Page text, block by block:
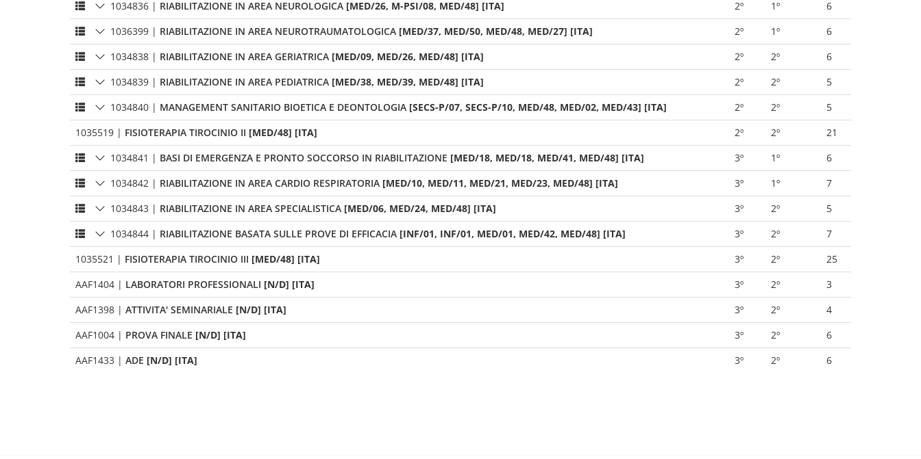
1034836 | RIABILITAZIONE IN AREA NEUROLOGICA [MED/26, M-PSI/08, MED/48] [ITA] 2º 1º
6
1036399 | RIABILITAZIONE IN AREA NEUROTRAUMATOLOGICA [MED/37, MED/50, MED/48, MED/27] [ITA] 2º 1º
6
1034838 | RIABILITAZIONE IN AREA GERIATRICA [MED/09, MED/26, MED/48] [ITA] 2º 2º
6
1034839 | RIABILITAZIONE IN AREA PEDIATRICA [MED/38, MED/39, MED/48] [ITA] 2º 2º
5
1034840 | MANAGEMENT SANITARIO BIOETICA E DEONTOLOGIA [SECS-P/07, SECS-P/10, MED/48, MED/02, MED/43] [ITA] 2º 2º
5
1035519 | FISIOTERAPIA TIROCINIO II [MED/48] [ITA] 2º 2º
21
1034841 | BASI DI EMERGENZA E PRONTO SOCCORSO IN RIABILITAZIONE [MED/18, MED/18, MED/41, MED/48] [ITA] 3º 1º
6
1034842 | RIABILITAZIONE IN AREA CARDIO RESPIRATORIA [MED/10, MED/11, MED/21, MED/23, MED/48] [ITA] 3º 1º
7
1034843 | RIABILITAZIONE IN AREA SPECIALISTICA [MED/06, MED/24, MED/48] [ITA] 3º 2º
5
1034844 | RIABILITAZIONE BASATA SULLE PROVE DI EFFICACIA [INF/01, INF/01, MED/01, MED/42, MED/48] [ITA] 3º 2º
7
1035521 | FISIOTERAPIA TIROCINIO III [MED/48] [ITA] 3º 2º
25
AAF1404 | LABORATORI PROFESSIONALI [N/D] [ITA] 3º 2º
3
AAF1398 | ATTIVITA' SEMINARIALE [N/D] [ITA] 3º 2º
4
AAF1004 | PROVA FINALE [N/D] [ITA] 3º 2º
6
AAF1433 | ADE [N/D] [ITA] 3º 2º 6